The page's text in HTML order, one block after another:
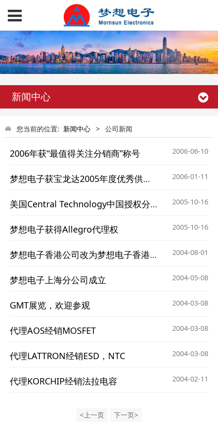
新闻中心
您当前的位置: 新闻中心 > 公司新闻
2006年获“最值得关注分销商”称号 2006-06-10
梦想电子获宝龙达2005年度优秀供应商 2006-01-11
美国Central Technology中国授权分销商 2005-10-16
梦想电子获得Allegro代理权 2005-10-16
梦想电子香港公司改为梦想电子香港有限公司 2004-08-01
梦想电子上海分公司成立 2004-05-08
GMT展览，欢迎参观 2004-03-08
代理AOS经销MOSFET 2004-03-08
代理LATTRON经销ESD，NTC 2004-03-08
代理KORCHIP经销法拉电容 2004-02-11
<上一页 下一页>